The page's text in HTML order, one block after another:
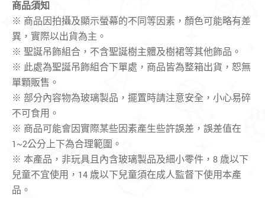
商品須知
※ 商品因拍攝及顯示螢幕的不同等因素，顏色可能略有差
異，實際以出貨為主。
※ 聖誕吊飾組合，不含聖誕樹主體及樹裙等其他飾品。
※ 此處為聖誕吊飾組合下單處，商品皆為整箱出貨，恕無
單顆販售。
※ 部分內容物為玻璃製品，擺置時請注意安全，小心易碎
不可食用。
※ 商品可能會因實際某些因素產生些許誤差，誤差值在
1~2公分上下為合理範圍。
※ 本產品，非玩具且內含玻璃製品及細小零件，8 歳以下
兒童不宜使用，14 歳以下兒童須在成人監督下使用本產
品。